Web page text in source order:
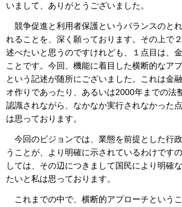
いまして、ありがとうございました。
競争促進と利用者保護というバランスのと
れることを、深く願っております。その上で
述べたいと思うのですけれども、１点目は、
ことです。今回、機能に着目した横断的なア
という記述が随所にございました。これは金
オ作りであったり、あるいは2000年までの法
認識されながら、なかなか実行されなかった
は思っております。
今回のビジョンでは、業態を前提とした行
うことが、より明確に示されているわけです
しては、その辺につきまして国民により明確
たいと私は思っております。
これまでの中で、横断的アプローチという